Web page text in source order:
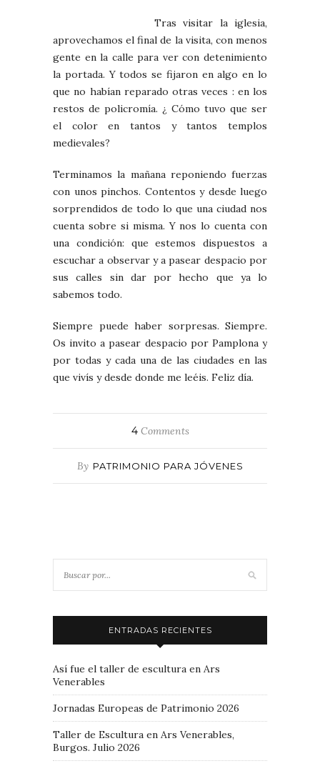
Tras visitar la iglesia,
aprovechamos el final de la visita, con menos
gente en la calle para ver con detenimiento
la portada. Y todos se fijaron en algo en lo
que no habían reparado otras veces : en los
restos de policromía. ¿ Cómo tuvo que ser
el color en tantos y tantos templos
medievales?
Terminamos la mañana reponiendo fuerzas
con unos pinchos. Contentos y desde luego
sorprendidos de todo lo que una ciudad nos
cuenta sobre si misma. Y nos lo cuenta con
una condición: que estemos dispuestos a
escuchar a observar y a pasear despacio por
sus calles sin dar por hecho que ya lo
sabemos todo.
Siempre puede haber sorpresas. Siempre.
Os invito a pasear despacio por Pamplona y
por todas y cada una de las ciudades en las
que vivís y desde donde me leéis. Feliz día.
4Comments
By PATRIMONIO PARA JÓVENES
ENTRADAS RECIENTES
Así fue el taller de escultura en Ars
Venerables
Jornadas Europeas de Patrimonio 2026
Taller de Escultura en Ars Venerables,
Burgos. Julio 2026